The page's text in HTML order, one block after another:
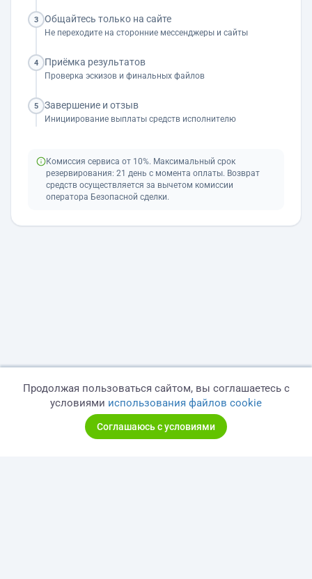
3 Общайтесь только на сайте
Не переходите на сторонние мессенджеры и сайты
4 Приёмка результатов
Проверка эскизов и финальных файлов
5 Завершение и отзыв
Инициирование выплаты средств исполнителю
Комиссия сервиса от 10%. Максимальный срок
резервирования: 21 день с момента оплаты. Возврат
средств осуществляется за вычетом комиссии
оператора Безопасной сделки.
Продолжая пользоваться сайтом, вы соглашаетесь с
условиями использования файлов cookie
Соглашаюсь с условиями